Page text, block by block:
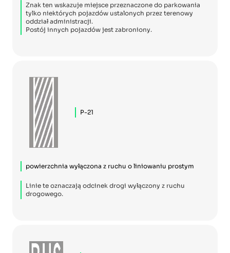
Znak ten wskazuje miejsce przeznaczone do parkowania
tylko niektórych pojazdów ustalonych przez terenowy
oddział administracji.
Postój innych pojazdów jest zabroniony.
P-21
powierzchnia wyłączona z ruchu o liniowaniu prostym
Linie te oznaczają odcinek drogi wyłączony z ruchu
drogowego.